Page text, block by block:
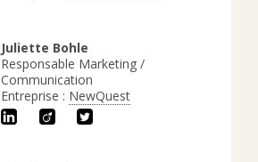
Juliette Bohle
Responsable Marketing /
Communication
Entreprise : NewQuest